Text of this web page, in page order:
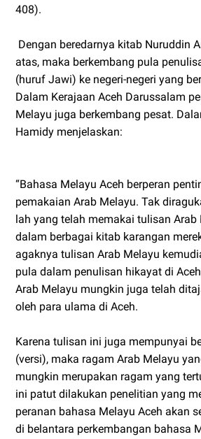
408).
Dengan beredarnya kitab Nuruddin
atas, maka berkembang pula
(huruf Jawi) ke negeri-negeri yang
Dalam Kerajaan Aceh Darussalam
Melayu juga berkembang pesat.
Hamidy menjelaskan:
“Bahasa Melayu Aceh berperan
pemakaian Arab Melayu. Tak
lah yang telah memakai tulisan Arab
dalam berbagai kitab karangan
agaknya tulisan Arab Melayu
pula dalam penulisan hikayat di
Arab Melayu mungkin juga telah
oleh para ulama di Aceh.
Karena tulisan ini juga mempunyai
(versi), maka ragam Arab Melayu
mungkin merupakan ragam yang
ini patut dilakukan penelitian yang
peranan bahasa Melayu Aceh akan
di belantara perkembangan bahasa